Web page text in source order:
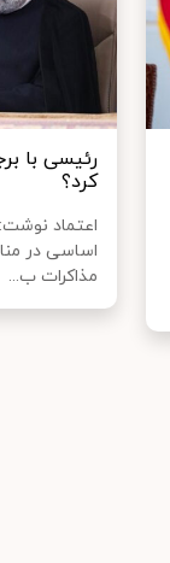
رئیسی با
کرد؟
اعتماد
اساسی در
مذاکرات ب...